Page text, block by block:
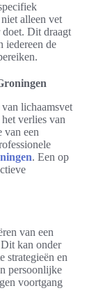
alleen vet
doet. Dit draagt
iedereen de
lichaamsvet
verlies van
van een
. Een op
van een
kan onder
strategieën en
persoonlijke
voortgang